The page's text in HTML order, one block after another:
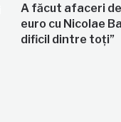
A făcut afaceri
euro cu Nicolae
dificil dintre toți”